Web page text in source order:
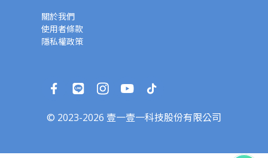
關於我們
使用者條款
隱私權政策
© 2023-2026 壹一壹一科技股份有限公司